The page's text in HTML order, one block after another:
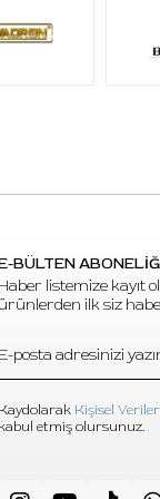
BÜLTEN
Haber listemize kayıt
ürünlerden ilk siz
Kaydolarak Kişisel
kabul etmiş olursunuz.